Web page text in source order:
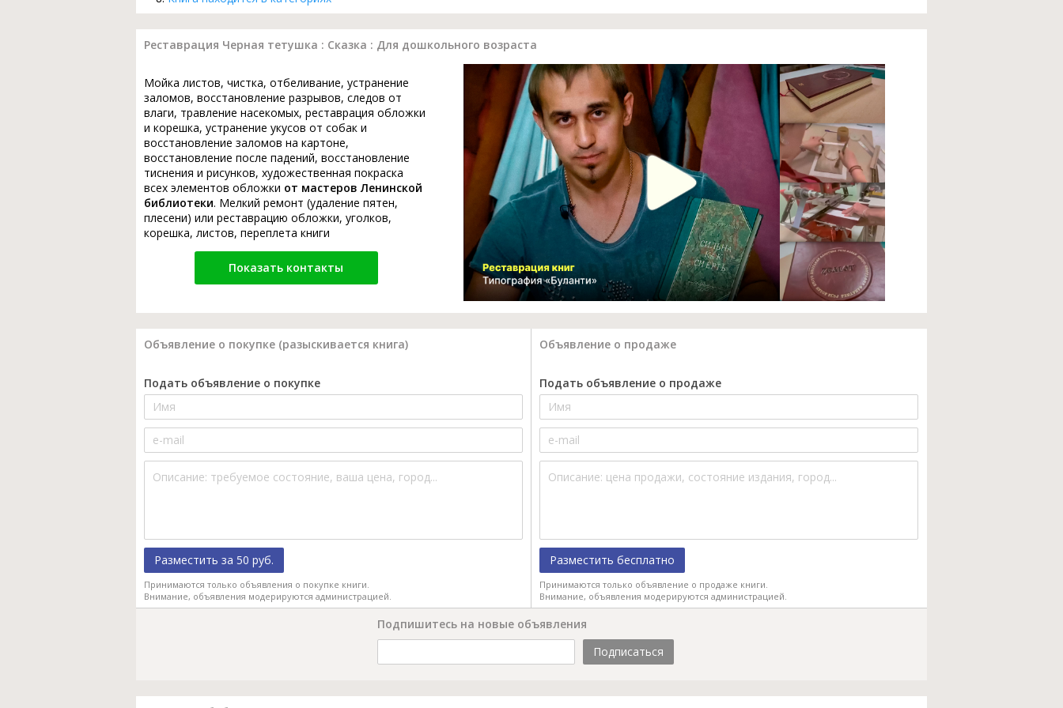
Реставрация Черная тетушка : Сказка : Для дошкольного возраста
Мойка листов, чистка, отбеливание, устранение
заломов, восстановление разрывов, следов от
влаги, травление насекомых, реставрация обложки
и корешка, устранение укусов от собак и
восстановление заломов на картоне,
восстановление после падений, восстановление
тиснения и рисунков, художественная покраска
всех элементов обложки от мастеров Ленинской
библиотеки. Мелкий ремонт (удаление пятен,
плесени) или реставрацию обложки, уголков,
корешка, листов, переплета книги
Показать контакты
Объявление о покупке (разыскивается книга) Объявление о продаже
Подать объявление о покупке
Разместить за 50 руб.
Принимаются только объявления о покупке книги.
Внимание, объявления модерируются администрацией.
Подать объявление о продаже
Разместить бесплатно
Принимаются только объявление о продаже книги.
Внимание, объявления модерируются администрацией.
Подпишитесь на новые объявления
Подписаться